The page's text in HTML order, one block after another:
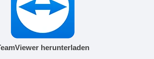
herunterladen